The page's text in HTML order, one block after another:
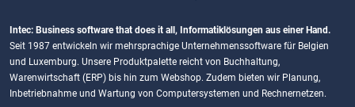
Intec: Business software that does it all, Informatiklösungen aus einer Hand.
Seit 1987 entwickeln wir mehrsprachige Unternehmenssoftware für Belgien
und Luxemburg. Unsere Produktpalette reicht von Buchhaltung,
Warenwirtschaft (ERP) bis hin zum Webshop. Zudem bieten wir Planung,
Inbetriebnahme und Wartung von Computersystemen und Rechnernetzen.